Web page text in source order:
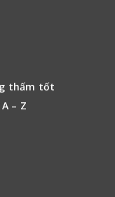
thấm tốt
– Z